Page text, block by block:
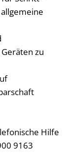
zu
Hilfe
9163